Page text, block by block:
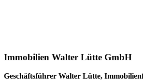
Immobilien Walter Lütte GmbH
Geschäftsführer Walter Lütte,